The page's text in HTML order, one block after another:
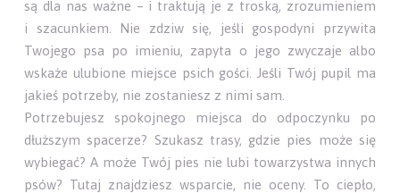
są dla nas ważne – i traktują je z troską, zrozumieniem
i szacunkiem. Nie zdziw się, jeśli gospodyni przywita
Twojego psa po imieniu, zapyta o jego zwyczaje albo
wskaże ulubione miejsce psich gości. Jeśli Twój pupil ma
jakieś potrzeby, nie zostaniesz z nimi sam.
Potrzebujesz spokojnego miejsca do odpoczynku po
dłuższym spacerze? Szukasz trasy, gdzie pies może się
wybiegać? A może Twój pies nie lubi towarzystwa innych
psów? Tutaj znajdziesz wsparcie, nie oceny. To ciepło,